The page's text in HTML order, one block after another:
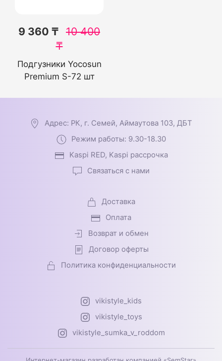
9 360 ₸ 10 400
₸
Подгузники Yocosun
Premium S-72 шт
Адрес: РК, г. Семей, Аймаутова 103, ДБТ
Режим работы: 9.30-18.30
Kaspi RED, Kaspi рассрочка
Связаться с нами
Доставка
Оплата
Возврат и обмен
Договор оферты
Политика конфиденциальности
vikistyle_kids
vikistyle_toys
vikistyle_sumka_v_roddom